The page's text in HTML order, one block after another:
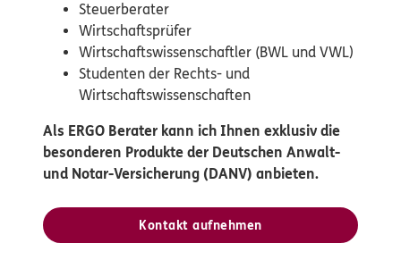
Steuerberater
Wirtschaftsprüfer
Wirtschaftswissenschaftler (BWL und VWL)
Studenten der Rechts- und
Wirtschaftswissenschaften
Als ERGO Berater kann ich Ihnen exklusiv die
besonderen Produkte der Deutschen Anwalt-
und Notar-Versicherung (DANV) anbieten.
Kontakt aufnehmen